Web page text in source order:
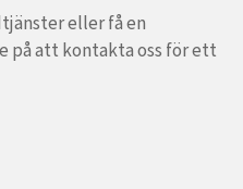
eller få en
på att kontakta oss för ett